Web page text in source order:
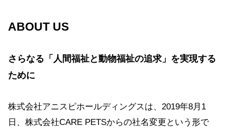
ABOUT US
さらなる「人間福祉と動物福祉の追求」を実現する
ために
株式会社アニスピホールディングスは、2019年8月1
日、株式会社CARE PETSからの社名変更という形で